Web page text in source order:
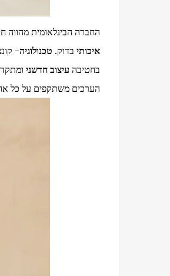
החברה הבינלאומית מהווה
איכותי בדוק. טכנולוגיה-
בחטיבה עיצוב חדשני
הערכים משתקפים על כל